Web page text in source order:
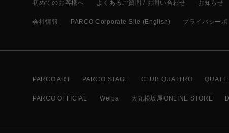
初めてのお客様へ よくあるご質問 / お問い合わせ お知らせ
会社情報 PARCO Corporate Site (English) プライバシーポ
PARCO ART PARCO STAGE CLUB QUATTRO
PARCO OFFICIAL Welpa 大丸松坂屋ONLINE STORE